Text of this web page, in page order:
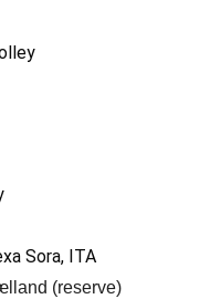
Sora, ITA
(reserve)